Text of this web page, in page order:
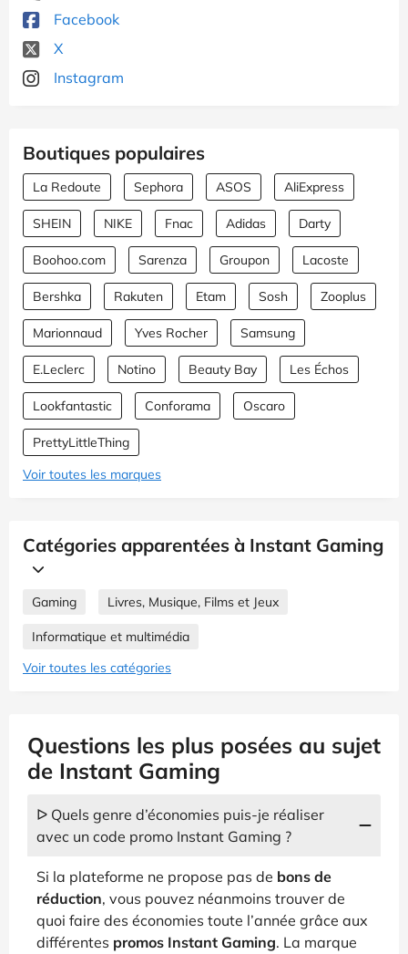
Facebook
X
Instagram
Boutiques populaires
La Redoute Sephora ASOS AliExpress
SHEIN NIKE Fnac Adidas Darty
Boohoo.com Sarenza Groupon Lacoste
Bershka Rakuten Etam Sosh Zooplus
Marionnaud Yves Rocher Samsung
E.Leclerc Notino Beauty Bay Les Échos
Lookfantastic Conforama Oscaro
PrettyLittleThing
Voir toutes les marques
Catégories apparentées à Instant Gaming
Gaming Livres, Musique, Films et Jeux
Informatique et multimédia
Voir toutes les catégories
Questions les plus posées au sujet
de Instant Gaming
ᐅ Quels genre d’économies puis-je réaliser
avec un code promo Instant Gaming ?
Si la plateforme ne propose pas de bons de
réduction, vous pouvez néanmoins trouver de
quoi faire des économies toute l’année grâce aux
différentes promos Instant Gaming. La marque